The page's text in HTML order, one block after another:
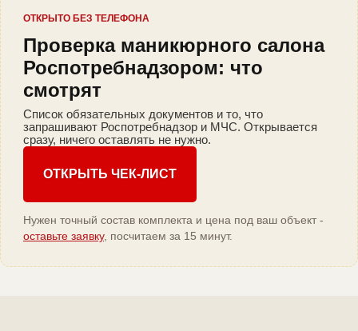
ОТКРЫТО БЕЗ ТЕЛЕФОНА
Проверка маникюрного салона
Роспотребнадзором: что
смотрят
Список обязательных документов и то, что
запрашивают Роспотребнадзор и МЧС. Открывается
сразу, ничего оставлять не нужно.
ОТКРЫТЬ ЧЕК-ЛИСТ
Нужен точный состав комплекта и цена под ваш объект -
оставьте заявку, посчитаем за 15 минут.